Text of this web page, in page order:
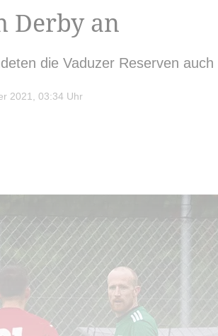
Derby an
die Vaduzer Reserven
2021, 03:34 Uhr